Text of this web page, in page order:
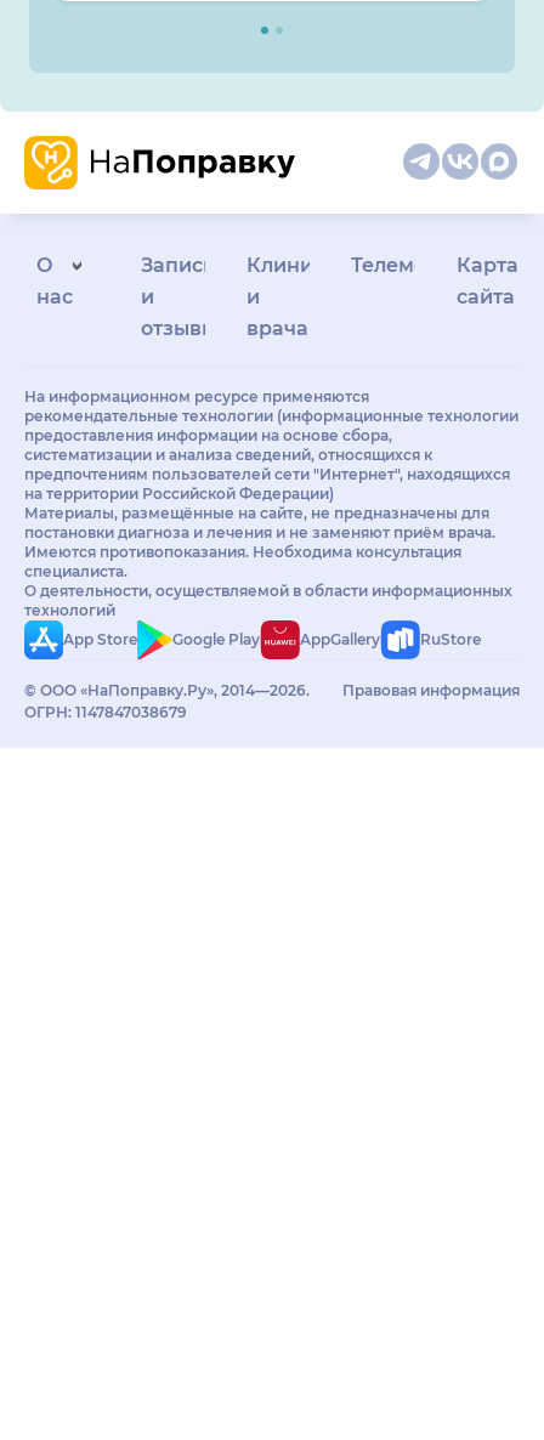
О
нас
Запись
и
отзывы
Клиникам
и
врачам
Телемедицина
Карта
сайта
На информационном ресурсе применяются
рекомендательные технологии (информационные технологии
предоставления информации на основе сбора,
систематизации и анализа сведений, относящихся к
предпочтениям пользователей сети "Интернет", находящихся
на территории Российской Федерации)
Материалы, размещённые на сайте, не предназначены для
постановки диагноза и лечения и не заменяют приём врача.
Имеются противопоказания. Необходима консультация
специалиста.
О деятельности, осуществляемой в области информационных
технологий
App Store
Google Play AppGallery RuStore
© ООО «НаПоправку.Ру», 2014—2026.
ОГРН: 1147847038679
Правовая информация